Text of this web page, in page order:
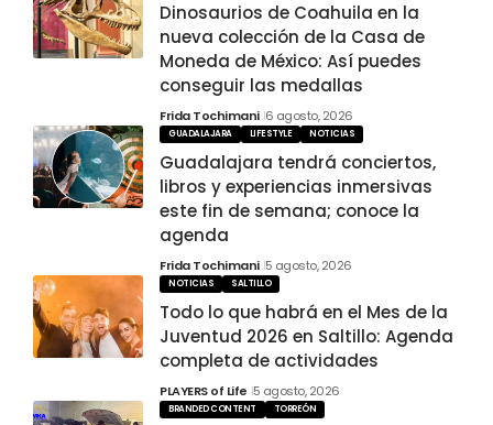
Dinosaurios de Coahuila en la
nueva colección de la Casa de
Moneda de México: Así puedes
conseguir las medallas
Frida Tochimani 6 agosto, 2026
GUADALAJARA LIFESTYLE NOTICIAS
Guadalajara tendrá conciertos,
libros y experiencias inmersivas
este fin de semana; conoce la
agenda
Frida Tochimani 5 agosto, 2026
NOTICIAS SALTILLO
Todo lo que habrá en el Mes de la
Juventud 2026 en Saltillo: Agenda
completa de actividades
PLAYERS of Life 5 agosto, 2026
BRANDED CONTENT TORREÓN